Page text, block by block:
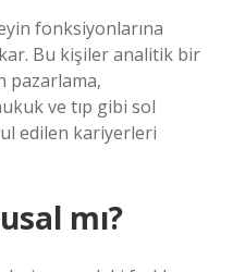
fonksiyonlarına
Bu kişiler analitik bir
pazarlama,
ve tıp gibi sol
edilen kariyerleri
mı?